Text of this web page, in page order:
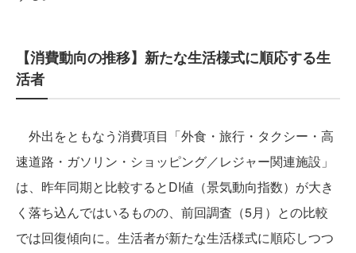
【消費動向の推移】新たな生活様式に順応する生
活者
外出をともなう消費項目「外食・旅行・タクシー・高
速道路・ガソリン・ショッピング／レジャー関連施設」
は、昨年同期と比較するとDI値（景気動向指数）が大き
く落ち込んではいるものの、前回調査（5月）との比較
では回復傾向に。生活者が新たな生活様式に順応しつつ